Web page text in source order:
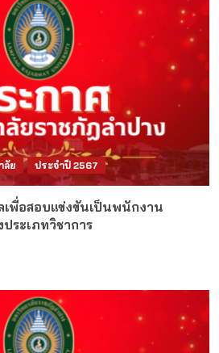
ลัย ประจำปี 2567
เพื่อสอบแข่งขันเป็นพนักงาน
ระเภทวิชาการ